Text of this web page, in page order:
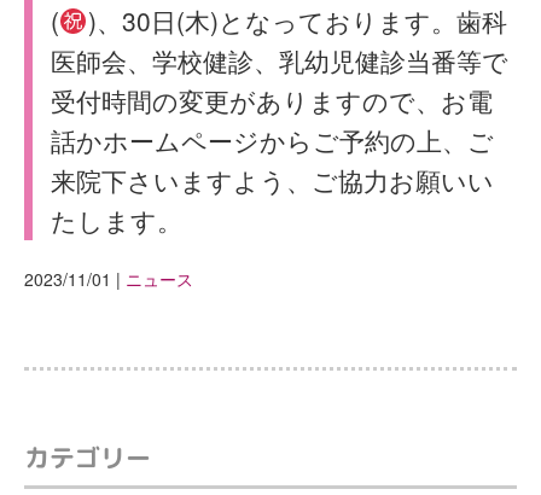
(
)、30日(木)となっております。歯科
医師会、学校健診、乳幼児健診当番等で
受付時間の変更がありますので、お電
話かホームページからご予約の上、ご
来院下さいますよう、ご協力お願いい
たします。
2023/11/01 | ニュース
カテゴリー